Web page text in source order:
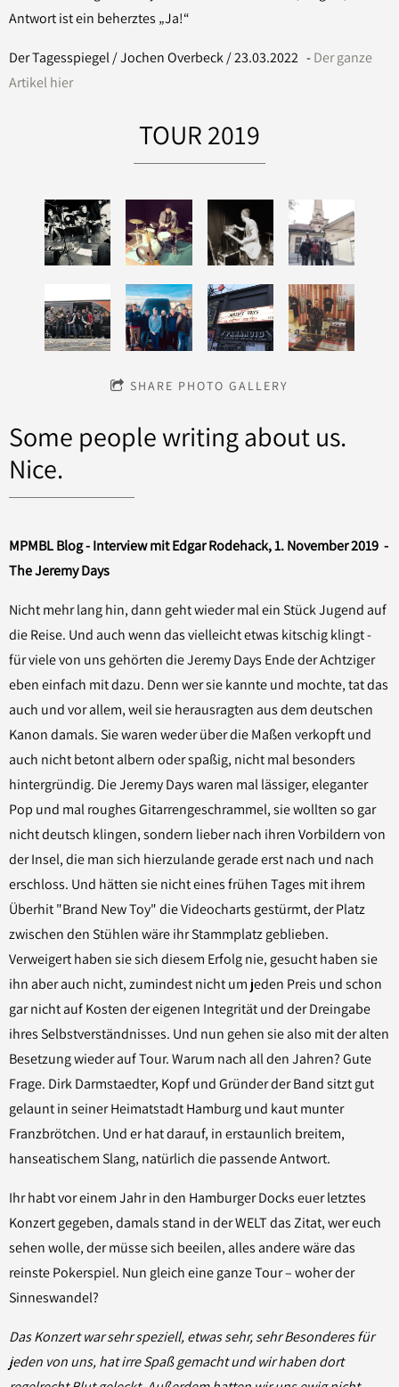
Antwort ist ein beherztes „Ja!“
Der Tagesspiegel / Jochen Overbeck / 23.03.2022 -Der ganze
Artikel hier
TOUR 2019
SHARE PHOTO GALLERY
Some people writing about us.
Nice.
MPMBL Blog - Interview mit Edgar Rodehack, 1. November 2019 -
The Jeremy Days
Nicht mehr lang hin, dann geht wieder mal ein Stück Jugend auf
die Reise. Und auch wenn das vielleicht etwas kitschig klingt -
für viele von uns gehörten die Jeremy Days Ende der Achtziger
eben einfach mit dazu. Denn wer sie kannte und mochte, tat das
auch und vor allem, weil sie herausragten aus dem deutschen
Kanon damals. Sie waren weder über die Maßen verkopft und
auch nicht betont albern oder spaßig, nicht mal besonders
hintergründig. Die Jeremy Days waren mal lässiger, eleganter
Pop und mal roughes Gitarrengeschrammel, sie wollten so gar
nicht deutsch klingen, sondern lieber nach ihren Vorbildern von
der Insel, die man sich hierzulande gerade erst nach und nach
erschloss. Und hätten sie nicht eines frühen Tages mit ihrem
Überhit "Brand New Toy" die Videocharts gestürmt, der Platz
zwischen den Stühlen wäre ihr Stammplatz geblieben.
Verweigert haben sie sich diesem Erfolg nie, gesucht haben sie
ihn aber auch nicht, zumindest nicht um jeden Preis und schon
gar nicht auf Kosten der eigenen Integrität und der Dreingabe
ihres Selbstverständnisses. Und nun gehen sie also mit der alten
Besetzung wieder auf Tour. Warum nach all den Jahren? Gute
Frage. Dirk Darmstaedter, Kopf und Gründer der Band sitzt gut
gelaunt in seiner Heimatstadt Hamburg und kaut munter
Franzbrötchen. Und er hat darauf, in erstaunlich breitem,
hanseatischem Slang, natürlich die passende Antwort.
Ihr habt vor einem Jahr in den Hamburger Docks euer letztes
Konzert gegeben, damals stand in der WELT das Zitat, wer euch
sehen wolle, der müsse sich beeilen, alles andere wäre das
reinste Pokerspiel. Nun gleich eine ganze Tour – woher der
Sinneswandel?
Das Konzert war sehr speziell, etwas sehr, sehr Besonderes für
jeden von uns, hat irre Spaß gemacht und wir haben dort